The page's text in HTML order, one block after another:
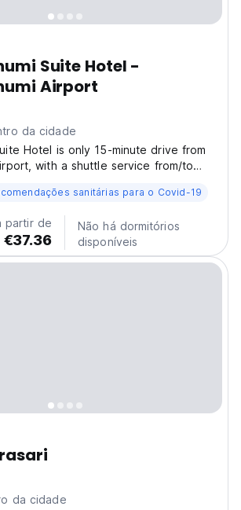
Suite Hotel -
Airport
da cidade
Hotel is only 15-minute drive from
with a shuttle service from/to
front desk, room service, free Wi-Fi
swimming pool, fitness...
sanitárias para o Covid-19
partir de
€37.36
Não há dormitórios
disponíveis
da cidade